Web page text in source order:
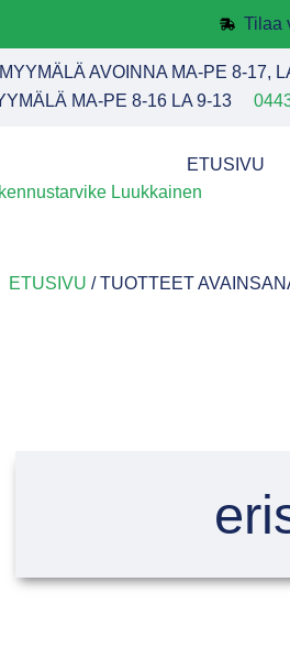
Tilaa
AVOINNA MA-PE 8-17,
MA-PE 8-16 LA 9-13
ETUSIVU
ETUSIVU / TUOTTEET